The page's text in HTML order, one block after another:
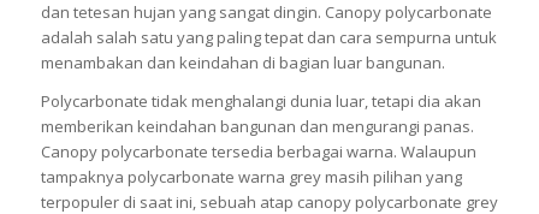
dan tetesan hujan yang sangat dingin. Canopy polycarbonate
adalah salah satu yang paling tepat dan cara sempurna untuk
menambakan dan keindahan di bagian luar bangunan.
Polycarbonate tidak menghalangi dunia luar, tetapi dia akan
memberikan keindahan bangunan dan mengurangi panas.
Canopy polycarbonate tersedia berbagai warna. Walaupun
tampaknya polycarbonate warna grey masih pilihan yang
terpopuler di saat ini, sebuah atap canopy polycarbonate grey